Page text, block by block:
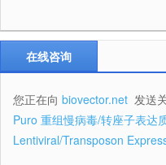
在线咨询
您正在向 biovector.net 发送
Puro 重组慢病毒/转座子表达
Lentiviral/Transposon